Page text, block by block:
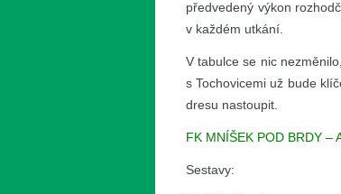
předvedený výkon
v každém utkání.
V tabulce se nic
s Tochovicemi už bude
dresu nastoupit.
FK MNÍŠEK POD BRDY
Sestavy: